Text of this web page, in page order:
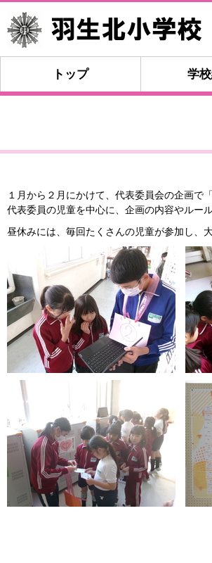
トップ 学
１月から２月にかけて、代表委員会の企画で
代表委員の児童を中心に、企画の内容やルー
昼休みには、毎回たくさんの児童が参加し、